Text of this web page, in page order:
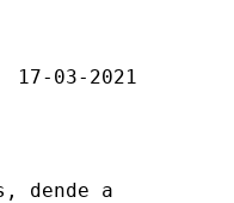
17-03-2021
dende a